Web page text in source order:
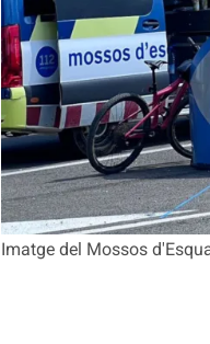
Imatge del Mossos